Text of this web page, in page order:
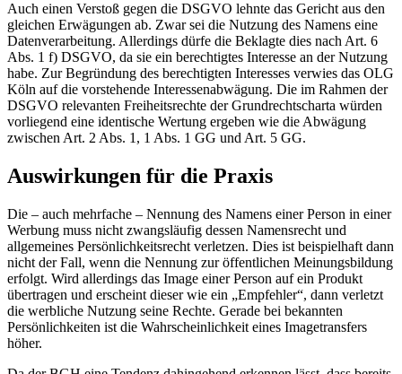
Auch einen Verstoß gegen die DSGVO lehnte das Gericht aus den
gleichen Erwägungen ab. Zwar sei die Nutzung des Namens eine
Datenverarbeitung. Allerdings dürfe die Beklagte dies nach Art. 6
Abs. 1 f) DSGVO, da sie ein berechtigtes Interesse an der Nutzung
habe. Zur Begründung des berechtigten Interesses verwies das OLG
Köln auf die vorstehende Interessenabwägung. Die im Rahmen der
DSGVO relevanten Freiheitsrechte der Grundrechtscharta würden
vorliegend eine identische Wertung ergeben wie die Abwägung
zwischen Art. 2 Abs. 1, 1 Abs. 1 GG und Art. 5 GG.
Auswirkungen für die Praxis
Die – auch mehrfache – Nennung des Namens einer Person in einer
Werbung muss nicht zwangsläufig dessen Namensrecht und
allgemeines Persönlichkeitsrecht verletzen. Dies ist beispielhaft dann
nicht der Fall, wenn die Nennung zur öffentlichen Meinungsbildung
erfolgt. Wird allerdings das Image einer Person auf ein Produkt
übertragen und erscheint dieser wie ein „Empfehler“, dann verletzt
die werbliche Nutzung seine Rechte. Gerade bei bekannten
Persönlichkeiten ist die Wahrscheinlichkeit eines Imagetransfers
höher.